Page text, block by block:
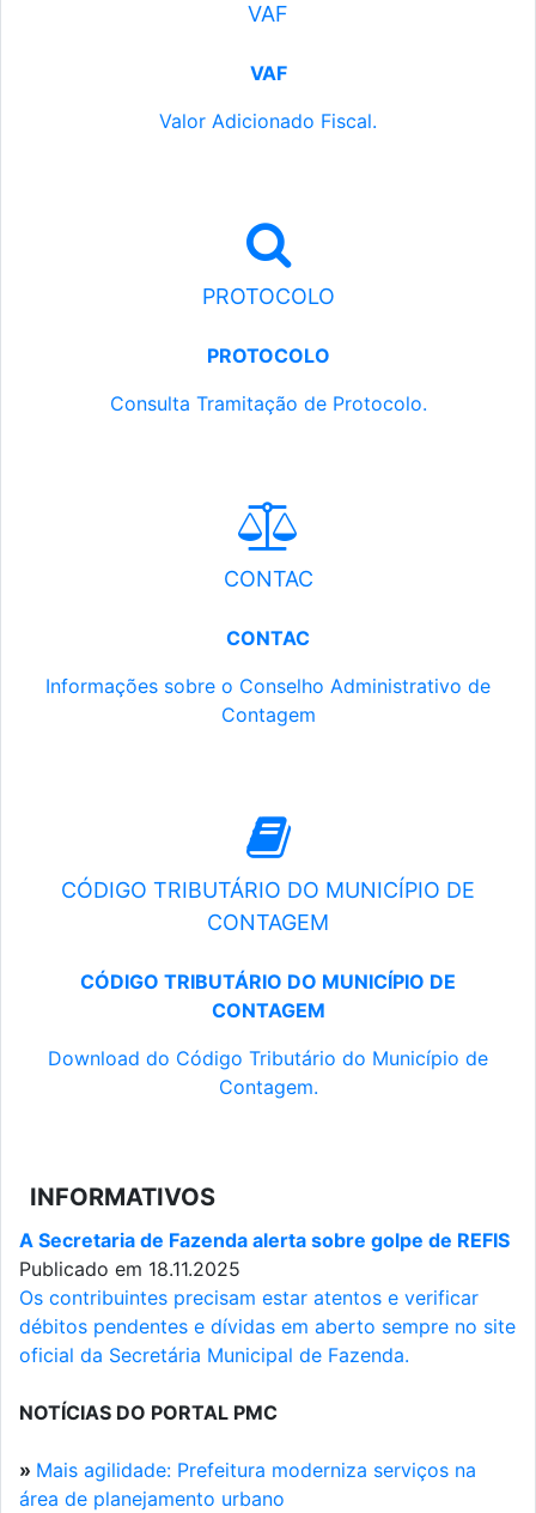
VAF
VAF
Valor Adicionado Fiscal.
PROTOCOLO
PROTOCOLO
Consulta Tramitação de Protocolo.
CONTAC
CONTAC
Informações sobre o Conselho Administrativo de
Contagem
CÓDIGO TRIBUTÁRIO DO MUNICÍPIO DE
CONTAGEM
CÓDIGO TRIBUTÁRIO DO MUNICÍPIO DE
CONTAGEM
Download do Código Tributário do Município de
Contagem.
INFORMATIVOS
A Secretaria de Fazenda alerta sobre golpe de REFIS
Publicado em 18.11.2025
Os contribuintes precisam estar atentos e verificar
débitos pendentes e dívidas em aberto sempre no site
oficial da Secretária Municipal de Fazenda.
NOTÍCIAS DO PORTAL PMC
» Mais agilidade: Prefeitura moderniza serviços na
área de planejamento urbano